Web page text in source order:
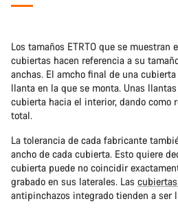
Los tamaños ETRTO que se muestran
cubiertas hacen referencia a su
anchas. El amcho final de una
llanta en la que se monta. Unas
cubierta hacia el interior, dando como
total.
La tolerancia de cada fabricante
ancho de cada cubierta. Esto quiere
cubierta puede no coincidir
grabado en sus laterales. Las
antipinchazos integrado tienden a ser